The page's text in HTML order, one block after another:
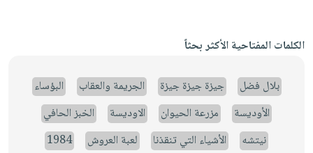
الكلمات المفتاحية الأكثر بحثاً
بلال فضل جيزة جيزة جيزة الجريمة والعقاب
البؤساء
الأوديسة
مزرعة الحيوان الاوديسة
الخبز الحافي
نيتشه
الأشياء التي تنقذنا لعبة العروش
1984